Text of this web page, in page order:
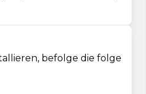
befolge die folge